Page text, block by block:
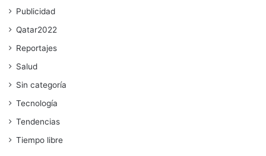
Publicidad
Qatar2022
Reportajes
Salud
Sin categoría
Tecnología
Tendencias
Tiempo libre